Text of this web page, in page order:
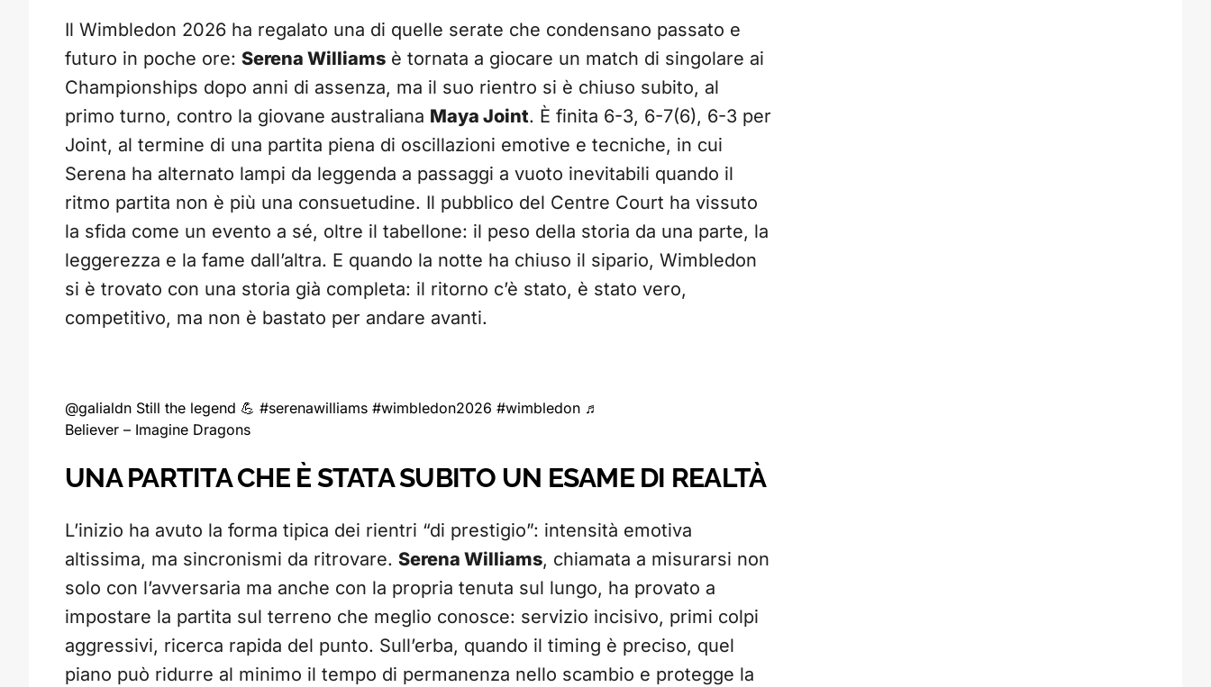
Il Wimbledon 2026 ha regalato una di quelle serate che condensano passato e
futuro in poche ore: Serena Williams è tornata a giocare un match di singolare ai
Championships dopo anni di assenza, ma il suo rientro si è chiuso subito, al
primo turno, contro la giovane australiana Maya Joint. È finita 6-3, 6-7(6), 6-3 per
Joint, al termine di una partita piena di oscillazioni emotive e tecniche, in cui
Serena ha alternato lampi da leggenda a passaggi a vuoto inevitabili quando il
ritmo partita non è più una consuetudine. Il pubblico del Centre Court ha vissuto
la sfida come un evento a sé, oltre il tabellone: il peso della storia da una parte, la
leggerezza e la fame dall’altra. E quando la notte ha chiuso il sipario, Wimbledon
si è trovato con una storia già completa: il ritorno c’è stato, è stato vero,
competitivo, ma non è bastato per andare avanti.
@galialdn Still the legend 💪 #serenawilliams #wimbledon2026 #wimbledon ♬
Believer – Imagine Dragons
UNA PARTITA CHE È STATA SUBITO UN ESAME DI REALTÀ
L’inizio ha avuto la forma tipica dei rientri “di prestigio”: intensità emotiva
altissima, ma sincronismi da ritrovare. Serena Williams, chiamata a misurarsi non
solo con l’avversaria ma anche con la propria tenuta sul lungo, ha provato a
impostare la partita sul terreno che meglio conosce: servizio incisivo, primi colpi
aggressivi, ricerca rapida del punto. Sull’erba, quando il timing è preciso, quel
piano può ridurre al minimo il tempo di permanenza nello scambio e protegge la